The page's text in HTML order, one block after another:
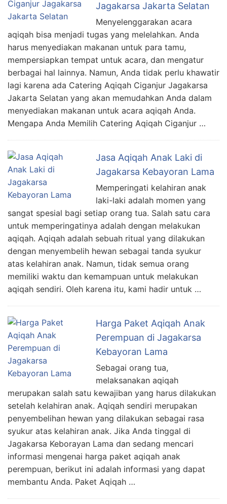
Jagakarsa Jakarta Selatan
Menyelenggarakan acara
aqiqah bisa menjadi tugas yang melelahkan. Anda
harus menyediakan makanan untuk para tamu,
mempersiapkan tempat untuk acara, dan mengatur
berbagai hal lainnya. Namun, Anda tidak perlu khawatir
lagi karena ada Catering Aqiqah Ciganjur Jagakarsa
Jakarta Selatan yang akan memudahkan Anda dalam
menyediakan makanan untuk acara aqiqah Anda.
Mengapa Anda Memilih Catering Aqiqah Ciganjur …
Jasa Aqiqah Anak Laki di
Jagakarsa Kebayoran Lama
Memperingati kelahiran anak
laki-laki adalah momen yang
sangat spesial bagi setiap orang tua. Salah satu cara
untuk memperingatinya adalah dengan melakukan
aqiqah. Aqiqah adalah sebuah ritual yang dilakukan
dengan menyembelih hewan sebagai tanda syukur
atas kelahiran anak. Namun, tidak semua orang
memiliki waktu dan kemampuan untuk melakukan
aqiqah sendiri. Oleh karena itu, kami hadir untuk …
Harga Paket Aqiqah Anak
Perempuan di Jagakarsa
Kebayoran Lama
Sebagai orang tua,
melaksanakan aqiqah
merupakan salah satu kewajiban yang harus dilakukan
setelah kelahiran anak. Aqiqah sendiri merupakan
penyembelihan hewan yang dilakukan sebagai rasa
syukur atas kelahiran anak. Jika Anda tinggal di
Jagakarsa Keborayan Lama dan sedang mencari
informasi mengenai harga paket aqiqah anak
perempuan, berikut ini adalah informasi yang dapat
membantu Anda. Paket Aqiqah …